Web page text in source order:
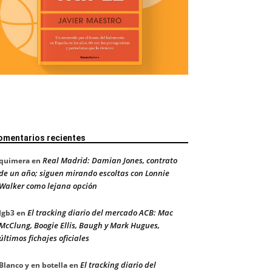
recientes
en Real Madrid: Damian Jones, contrato
un año; siguen mirando escoltas con Lonnie
como lejana opción
en El tracking diario del mercado ACB: Mac
Boogie Ellis, Baugh y Mark Hugues,
fichajes oficiales
y en botellaen El tracking diario del